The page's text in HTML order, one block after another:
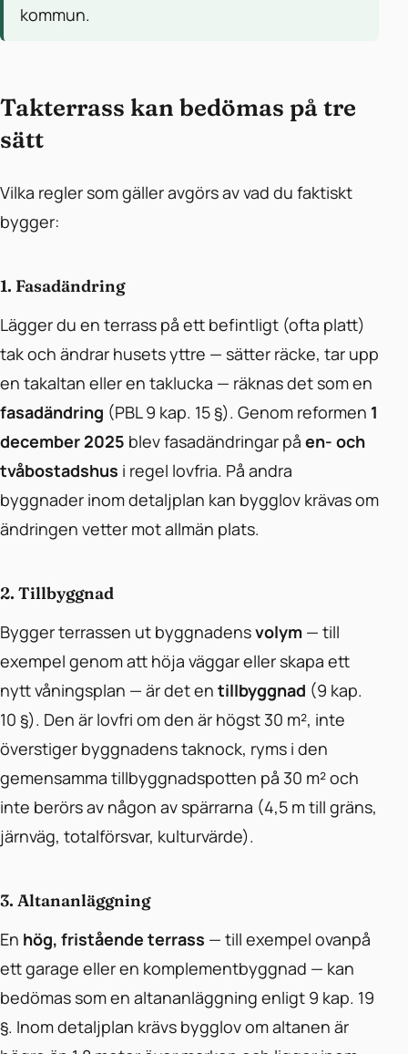
kommun.
Takterrass kan bedömas på tre
sätt
Vilka regler som gäller avgörs av vad du faktiskt
bygger:
1. Fasadändring
Lägger du en terrass på ett befintligt (ofta platt)
tak och ändrar husets yttre — sätter räcke, tar upp
en takaltan eller en taklucka — räknas det som en
fasadändring (PBL 9 kap. 15 §). Genom reformen 1
december 2025 blev fasadändringar på en- och
tvåbostadshus i regel lovfria. På andra
byggnader inom detaljplan kan bygglov krävas om
ändringen vetter mot allmän plats.
2. Tillbyggnad
Bygger terrassen ut byggnadensvolym — till
exempel genom att höja väggar eller skapa ett
nytt våningsplan — är det en tillbyggnad (9 kap.
10 §). Den är lovfri om den är högst 30 m², inte
överstiger byggnadens taknock, ryms i den
gemensamma tillbyggnadspotten på 30 m² och
inte berörs av någon av spärrarna (4,5 m till gräns,
järnväg, totalförsvar, kulturvärde).
3. Altananläggning
En hög, fristående terrass — till exempel ovanpå
ett garage eller en komplementbyggnad — kan
bedömas som en altananläggning enligt 9 kap. 19
§. Inom detaljplan krävs bygglov om altanen är